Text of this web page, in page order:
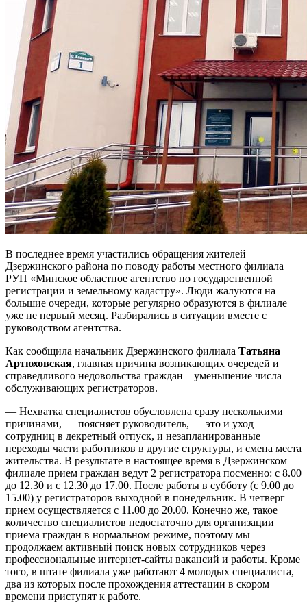
В последнее время участились обращения жителей
Дзержинского района по поводу работы местного филиала
РУП «Минское областное агентство по государственной
регистрации и земельному кадастру». Люди жалуются на
большие очереди, которые регулярно образуются в филиале
уже не первый месяц. Разбирались в ситуации вместе с
руководством агентства.
Как сообщила начальник Дзержинского филиала Татьяна
Артюховская, главная причина возникающих очередей и
справедливого недовольства граждан – уменьшение числа
обслуживающих регистраторов.
— Нехватка специалистов обусловлена сразу несколькими
причинами, — поясняет руководитель, — это и уход
сотрудниц в декретный отпуск, и незапланированные
переходы части работников в другие структуры, и смена места
жительства. В результате в настоящее время в Дзержинском
филиале прием граждан ведут 2 регистратора посменно: с 8.00
до 12.30 и с 12.30 до 17.00. После работы в субботу (с 9.00 до
15.00) у регистраторов выходной в понедельник. В четверг
прием осуществляется с 11.00 до 20.00. Конечно же, такое
количество специалистов недостаточно для организации
приема граждан в нормальном режиме, поэтому мы
продолжаем активный поиск новых сотрудников через
профессиональные интернет-сайты вакансий и работы. Кроме
того, в штате филиала уже работают 4 молодых специалиста,
два из которых после прохождения аттестации в скором
времени приступят к работе.